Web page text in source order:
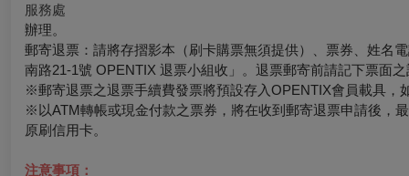
服務處
辦理。
郵寄退票：請將存摺影本（刷卡購票無須提供）、票券、姓名
南路21-1號 OPENTIX 退票小組收」。退票郵寄前請記下票面
※郵寄退票之退票手續費發票將預設存入OPENTIX會員載具，
※以ATM轉帳或現金付款之票券，將在收到郵寄退票申請後，
原刷信用卡。
注意事項：